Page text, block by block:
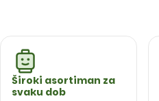
Široki asortiman za
svaku dob